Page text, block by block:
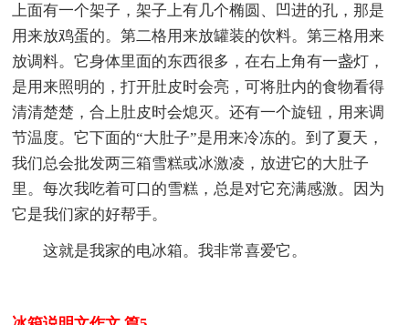
上面有一个架子，架子上有几个椭圆、凹进的孔，那是
用来放鸡蛋的。第二格用来放罐装的饮料。第三格用来
放调料。它身体里面的东西很多，在右上角有一盏灯，
是用来照明的，打开肚皮时会亮，可将肚内的食物看得
清清楚楚，合上肚皮时会熄灭。还有一个旋钮，用来调
节温度。它下面的“大肚子”是用来冷冻的。到了夏天，
我们总会批发两三箱雪糕或冰激凌，放进它的大肚子
里。每次我吃着可口的雪糕，总是对它充满感激。因为
它是我们家的好帮手。
这就是我家的电冰箱。我非常喜爱它。